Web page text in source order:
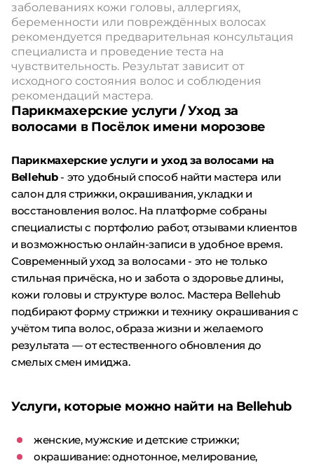
заболеваниях кожи головы, аллергиях,
беременности или повреждённых волосах
рекомендуется предварительная консультация
специалиста и проведение теста на
чувствительность. Результат зависит от
исходного состояния волос и соблюдения
рекомендаций мастера.
Парикмахерские услуги / Уход за
волосами в Посёлок имени морозове
Парикмахерские услуги и уход за волосами на
Bellehub- это удобный способ найти мастера или
салон для стрижки, окрашивания, укладки и
восстановления волос. На платформе собраны
специалисты с портфолио работ, отзывами клиентов
и возможностью онлайн-записи в удобное время.
Современный уход за волосами - это не только
стильная причёска, но и забота о здоровье длины,
кожи головы и структуре волос. Мастера Bellehub
подбирают форму стрижки и технику окрашивания с
учётом типа волос, образа жизни и желаемого
результата — от естественного обновления до
смелых смен имиджа.
Услуги, которые можно найти на Bellehub
женские, мужские и детские стрижки;
окрашивание: однотонное, мелирование,